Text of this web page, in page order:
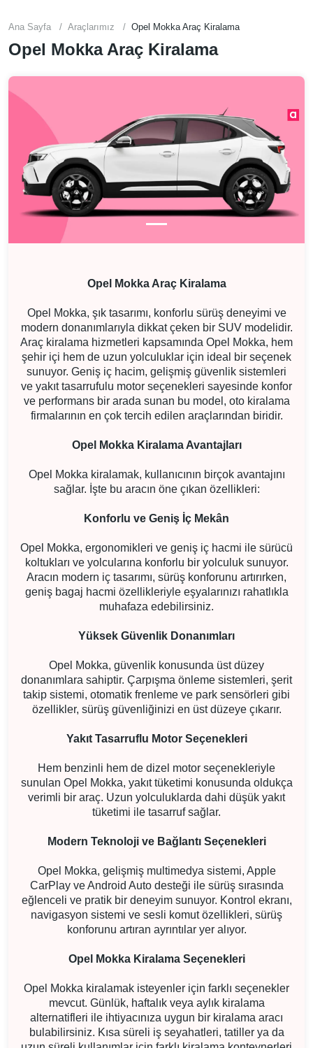
Ana Sayfa Araçlarımız Opel Mokka Araç Kiralama
Opel Mokka Araç Kiralama
Opel Mokka Araç Kiralama
Opel Mokka, şık tasarımı, konforlu sürüş deneyimi ve
modern donanımlarıyla dikkat çeken bir SUV modelidir.
Araç kiralama hizmetleri kapsamında Opel Mokka, hem
şehir içi hem de uzun yolculuklar için ideal bir seçenek
sunuyor. Geniş iç hacim, gelişmiş güvenlik sistemleri
ve yakıt tasarrufulu motor seçenekleri sayesinde konfor
ve performans bir arada sunan bu model, oto kiralama
firmalarının en çok tercih edilen araçlarından biridir.
Opel Mokka Kiralama Avantajları
Opel Mokka kiralamak, kullanıcının birçok avantajını
sağlar. İşte bu aracın öne çıkan özellikleri:
Konforlu ve Geniş İç Mekân
Opel Mokka, ergonomikleri ve geniş iç hacmi ile sürücü
koltukları ve yolcularına konforlu bir yolculuk sunuyor.
Aracın modern iç tasarımı, sürüş konforunu artırırken,
geniş bagaj hacmi özellikleriyle eşyalarınızı rahatlıkla
muhafaza edebilirsiniz.
Yüksek Güvenlik Donanımları
Opel Mokka, güvenlik konusunda üst düzey
donanımlara sahiptir. Çarpışma önleme sistemleri, şerit
takip sistemi, otomatik frenleme ve park sensörleri gibi
özellikler, sürüş güvenliğinizi en üst düzeye çıkarır.
Yakıt Tasarruflu Motor Seçenekleri
Hem benzinli hem de dizel motor seçenekleriyle
sunulan Opel Mokka, yakıt tüketimi konusunda oldukça
verimli bir araç. Uzun yolculuklarda dahi düşük yakıt
tüketimi ile tasarruf sağlar.
Modern Teknoloji ve Bağlantı Seçenekleri
Opel Mokka, gelişmiş multimedya sistemi, Apple
CarPlay ve Android Auto desteği ile sürüş sırasında
eğlenceli ve pratik bir deneyim sunuyor. Kontrol ekranı,
navigasyon sistemi ve sesli komut özellikleri, sürüş
konforunu artıran ayrıntılar yer alıyor.
Opel Mokka Kiralama Seçenekleri
Opel Mokka kiralamak isteyenler için farklı seçenekler
mevcut. Günlük, haftalık veya aylık kiralama
alternatifleri ile ihtiyacınıza uygun bir kiralama aracı
bulabilirsiniz. Kısa süreli iş seyahatleri, tatiller ya da